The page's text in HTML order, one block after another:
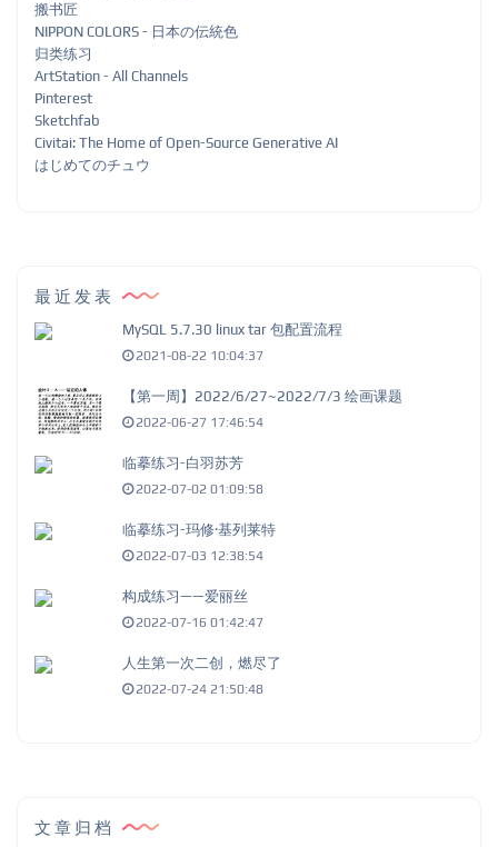
搬书匠
NIPPON COLORS - 日本の伝統色
归类练习
ArtStation - All Channels
Pinterest
Sketchfab
Civitai: The Home of Open-Source Generative AI
はじめてのチュウ
最近发表
MySQL 5.7.30 linux tar 包配置流程
2021-08-22 10:04:37
【第一周】2022/6/27~2022/7/3 绘画课题
2022-06-27 17:46:54
临摹练习-白羽苏芳
2022-07-02 01:09:58
临摹练习-玛修·基列莱特
2022-07-03 12:38:54
构成练习——爱丽丝
2022-07-16 01:42:47
人生第一次二创，燃尽了
2022-07-24 21:50:48
文章归档